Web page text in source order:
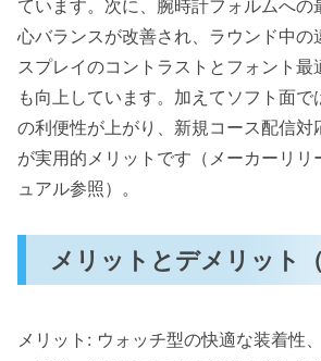
ています。次に、腕時計フォルムへの
心バランスが改善され、ラウンド中の
スプレイのコントラストとフォント最
も向上しています。加えてソフト面
の利便性が上がり、新規コース配信対
が実用的メリットです（メーカーリリ
ュアル参照）。
メリットとデメリット（
メリット: ウォッチ型の快適な装着性